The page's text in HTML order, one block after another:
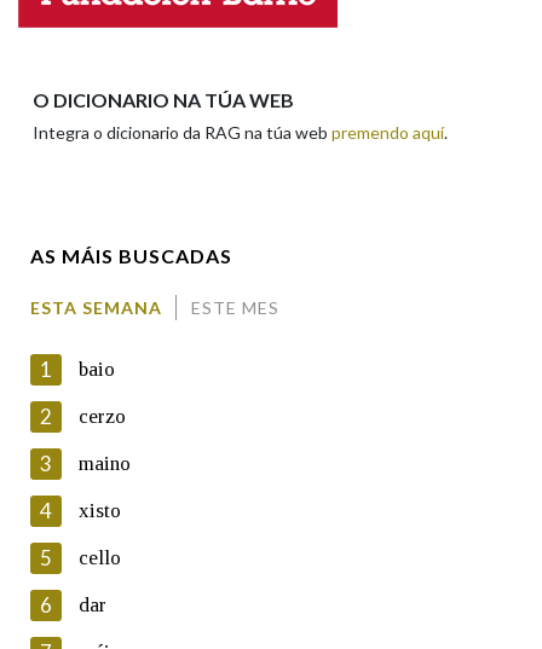
En cumprimento da normativa vixente en materia de
Protección de Datos de Carácter Persoal, a Real Academia
Galega informa a aqueles usuarios que faciliten o seu correo
electrónico, así como calquera outra información de carácter
persoal, que estes datos serán obxecto de tratamento
automatizado de carácter confidencial e incorporados aos seus
ficheiros informáticos. Así mesmo, os usuarios poderán exercer o
seu dereito de acceso, rectificación, oposición e cancelación dos
O DICIONARIO NA TÚA WEB
Integra o dicionario da RAG na túa web premendo aquí.
AS MÁIS BUSCADAS
ESTA SEMANA ESTE MES
1 baio
2 cerzo
3 maino
4 xisto
5 cello
6 dar